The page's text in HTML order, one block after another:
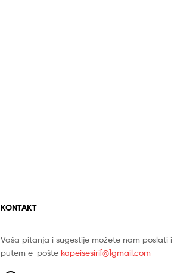
KONTAKT
Vaša pitanja i sugestije možete nam poslati i
putem e-pošte kapeisesiri[@]gmail.com